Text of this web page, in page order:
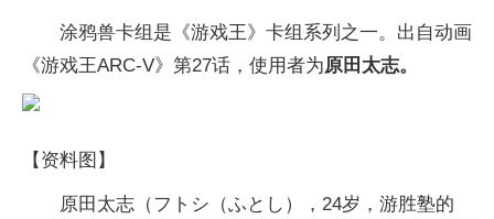
涂鸦兽卡组是《游戏王》卡组系列之一。出自动画
《游戏王ARC-V》第27话，使用者为原田太志。
【资料图】
原田太志（フトシ（ふとし），24岁，游胜塾的